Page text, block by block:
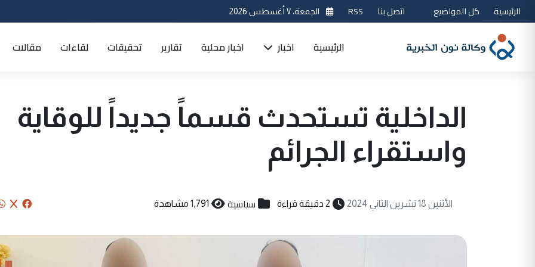
الرئيسية كل المواضيع اتصل بنا RSS الجمعة، ٧ أغسطس 2026
الرئيسية اخبار اخبار محلية تقارير تحقيقات لقاءات مقالات
الداخلية تستحدث قسماً جديداً للوقاية
واستقراء الجرائم
الأثنين 18 تشرين الثاني 2024 2 دقيقة قراءة سياسية 1,791 مشاهدة